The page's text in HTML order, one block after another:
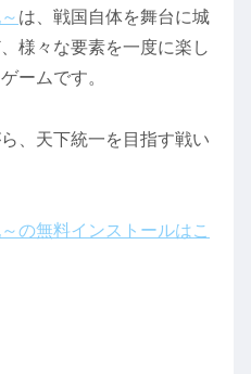
は、戦国自体を舞台に城
様々な要素を一度に楽し
ームです。
、天下統一を目指す戦い
の無料インストールはこ